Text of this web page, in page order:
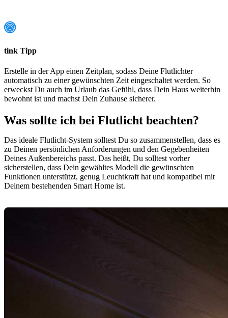
tink Tipp
Erstelle in der App einen Zeitplan, sodass Deine Flutlichter
automatisch zu einer gewünschten Zeit eingeschaltet werden. So
erweckst Du auch im Urlaub das Gefühl, dass Dein Haus weiterhin
bewohnt ist und machst Dein Zuhause sicherer.
Was sollte ich bei Flutlicht beachten?
Das ideale Flutlicht-System solltest Du so zusammenstellen, dass es
zu Deinen persönlichen Anforderungen und den Gegebenheiten
Deines Außenbereichs passt. Das heißt, Du solltest vorher
sicherstellen, dass Dein gewähltes Modell die gewünschten
Funktionen unterstützt, genug Leuchtkraft hat und kompatibel mit
Deinem bestehenden Smart Home ist.